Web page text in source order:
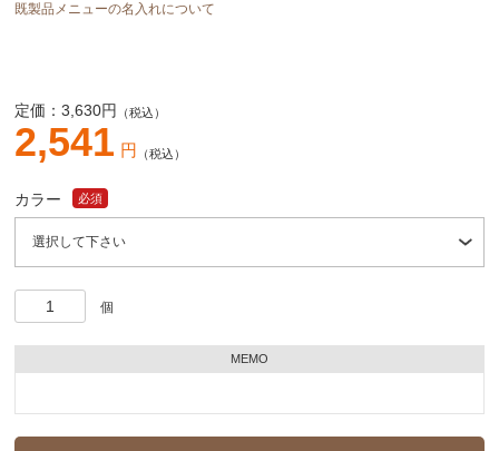
既製品メニューの名入れについて
定価：3,630円 （税込）
2,541 円 （税込）
カラー 必須
個
MEMO